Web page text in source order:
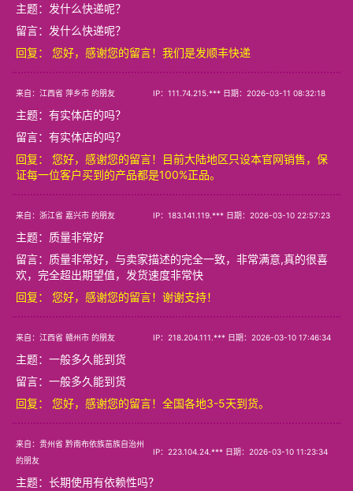
主题： 发什么快递呢？
留言：发什么快递呢？
回复： 您好，感谢您的留言！我们是发顺丰快递
来自：江西省 萍乡市 的朋友 IP：111.74.215.*** 日期：2026-03-11 08:32:18
主题： 有实体店的吗？
留言：有实体店的吗？
回复： 您好，感谢您的留言！目前大陆地区只设本官网销售，保
证每一位客户买到的产品都是100%正品。
来自：浙江省 嘉兴市 的朋友 IP：183.141.119.*** 日期：2026-03-10 22:57:23
主题： 质量非常好
留言：质量非常好，与卖家描述的完全一致，非常满意,真的很喜
欢，完全超出期望值，发货速度非常快
回复： 您好，感谢您的留言！谢谢支持！
来自：江西省 赣州市 的朋友 IP：218.204.111.*** 日期：2026-03-10 17:46:34
主题： 一般多久能到货
留言：一般多久能到货
回复： 您好，感谢您的留言！全国各地3-5天到货。
来自：贵州省 黔南布依族苗族自治州
的朋友
IP：223.104.24.*** 日期：2026-03-10 11:23:34
主题： 长期使用有依赖性吗？